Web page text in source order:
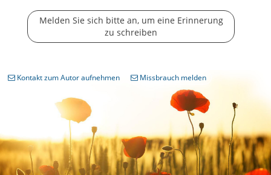
Melden Sie sich bitte an, um eine Erinnerung
zu schreiben
Kontakt zum Autor aufnehmen Missbrauch melden